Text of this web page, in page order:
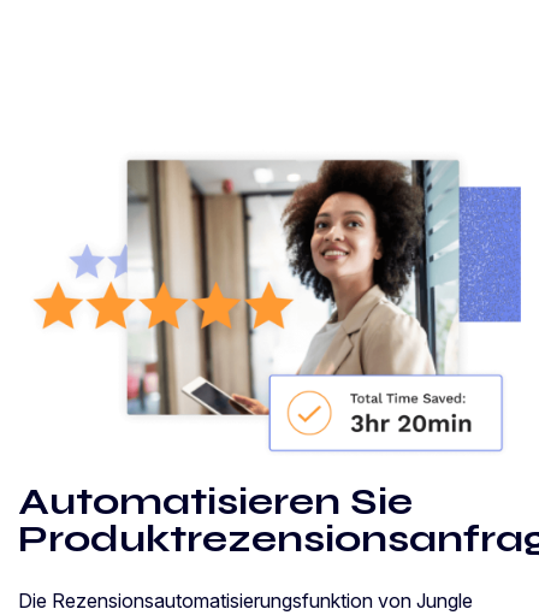
Automatisieren Sie
Die Rezensionsautomatisierungsfunktion von Jungle